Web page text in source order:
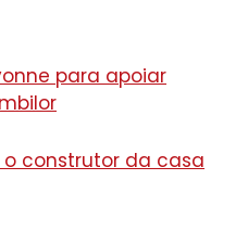
para apoiar
o construtor da casa